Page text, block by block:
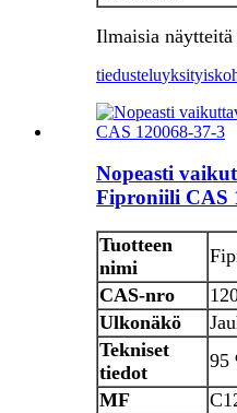
Ilmaisia
tiedustelu
Nopeasti
Fiproniili CAS
Tuotteen
nimi
CAS-nro
Ulkonäkö
Tekniset
tiedot
95
MF